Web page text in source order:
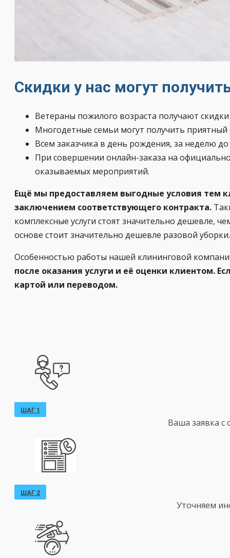
Скидки у нас могут
Ветераны пожилого возраста получают
Многодетные семьи могут получить приятный
Всем заказчика в день рождения, за неделю
При совершении онлайн-заказа на
оказываемых мероприятий.
Ещё мы предоставляем выгодные условия тем
заключением соответствующего контракта.
комплексные услуги стоят значительно дешевле,
основе стоит значительно дешевле разовой уборки.
Особенностью работы нашей клининговой
после оказания услуги и её оценки клиентом.
картой или переводом.
ШАГ 1
Ваша заявка с
ШАГ 2
Уточняем